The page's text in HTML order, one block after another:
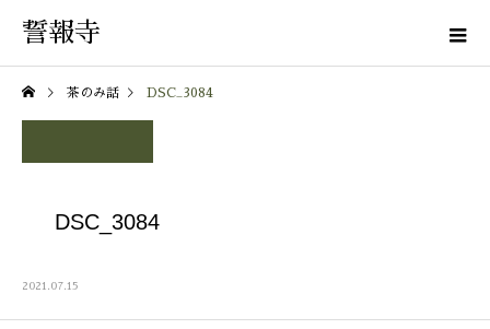
誓報寺
茶のみ話 DSC_3084
DSC_3084
2021.07.15